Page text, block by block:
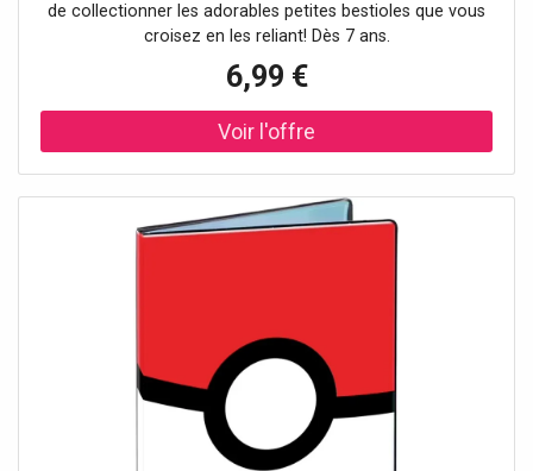
de collectionner les adorables petites bestioles que vous
croisez en les reliant! Dès 7 ans.
6,99 €